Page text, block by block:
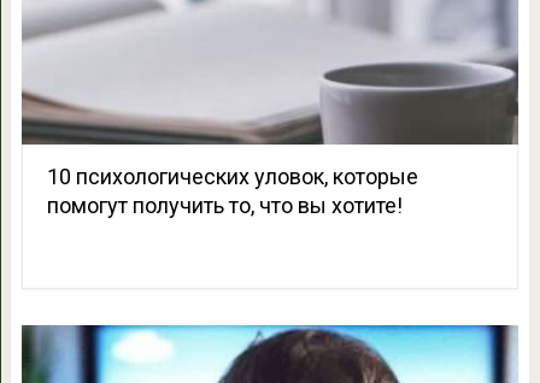
10 психологических уловок, которые
помогут получить то, что вы хотите!